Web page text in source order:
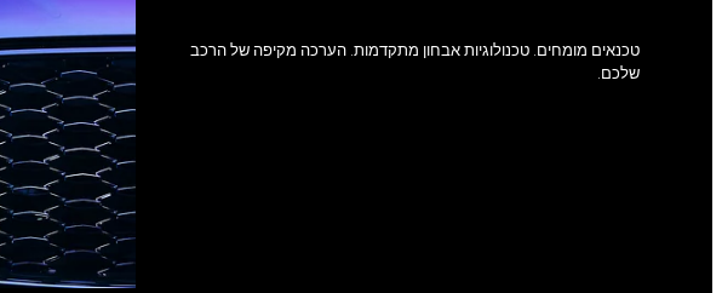
טכנאים מומחים. טכנולוגיות אבחון מתקדמות. הערכה מקיפה של הרכב
שלכם.